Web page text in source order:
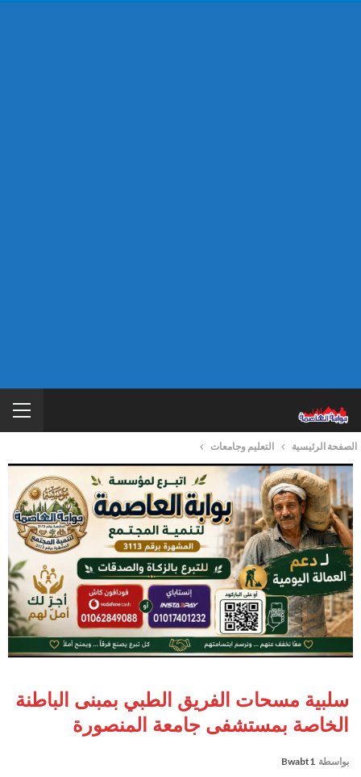
الصفحة الرئيسية التعليم وجامعات
سلبية مسحات الفريق الطبي بمبنى الباطنة
الخاصة بمستشفى جامعة المنصورة
بواسطة Bwabt1